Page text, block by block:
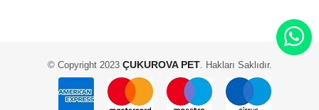
© Copyright 2023ÇUKUROVA PET. Hakları Saklıdır.